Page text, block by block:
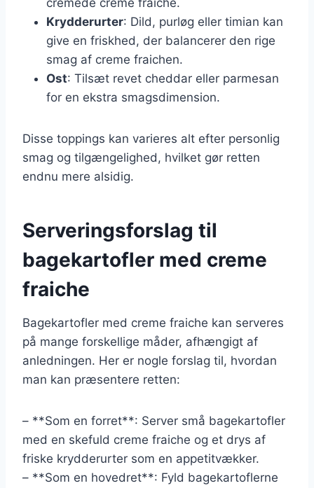
Krydderurter: Dild, purløg eller timian kan
give en friskhed, der balancerer den rige
smag af creme fraichen.
Ost: Tilsæt revet cheddar eller parmesan
for en ekstra smagsdimension.
Disse toppings kan varieres alt efter personlig
smag og tilgængelighed, hvilket gør retten
endnu mere alsidig.
Serveringsforslag til
bagekartofler med creme
fraiche
Bagekartofler med creme fraiche kan serveres
på mange forskellige måder, afhængigt af
anledningen. Her er nogle forslag til, hvordan
man kan præsentere retten:
– **Som en forret**: Server små bagekartofler
med en skefuld creme fraiche og et drys af
friske krydderurter som en appetitvækker.
– **Som en hovedret**: Fyld bagekartoflerne